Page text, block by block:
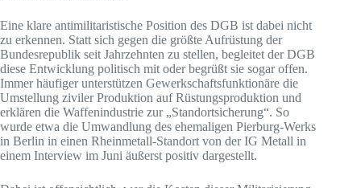
Eine klare antimilitaristische Position des DGB ist dabei nicht
zu erkennen. Statt sich gegen die größte Aufrüstung der
Bundesrepublik seit Jahrzehnten zu stellen, begleitet der DGB
diese Entwicklung politisch mit oder begrüßt sie sogar offen.
Immer häufiger unterstützen Gewerkschaftsfunktionäre die
Umstellung ziviler Produktion auf Rüstungsproduktion und
erklären die Waffenindustrie zur „Standortsicherung“. So
wurde etwa die Umwandlung des ehemaligen Pierburg-Werks
in Berlin in einen Rheinmetall-Standort von der IG Metall in
einem Interview im Juni äußerst positiv dargestellt.